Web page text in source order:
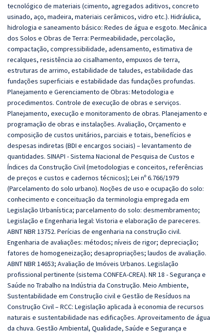
tecnológico de materiais (cimento, agregados aditivos, concreto
usinado, aço, madeira, materiais cerâmicos, vidro etc.). Hidráulica,
hidrologia e saneamento básico: Redes de água e esgoto. Mecânica
dos Solos e Obras de Terra: Permeabilidade, percolação,
compactação, compressibilidade, adensamento, estimativa de
recalques, resistência ao cisalhamento, empuxos de terra,
estruturas de arrimo, estabilidade de taludes, estabilidade das
fundações superficiais e estabilidade das fundações profundas.
Planejamento e Gerenciamento de Obras: Metodologia e
procedimentos. Controle de execução de obras e serviços.
Planejamento, execução e monitoramento de obras. Planejamento e
programação de obras e instalações. Avaliação, Orçamento e
composição de custos unitários, parciais e totais, benefícios e
despesas indiretas (BDI e encargos sociais) – levantamento de
quantidades. SINAPI - Sistema Nacional de Pesquisa de Custos e
Índices da Construção Civil (metodologias e conceitos, referências
de preços e custos e cadernos técnicos); Lei nº 6.766/1979
(Parcelamento do solo urbano). Noções de uso e ocupação do solo:
conhecimento e conceituação da terminologia empregada em
Legislação Urbanística; parcelamento do solo: desmembramento;
Legislação e Engenharia legal: Vistoria e elaboração de pareceres.
ABNT NBR 13752. Perícias de engenharia na construção civil.
Engenharia de avaliações: métodos; níveis de rigor; depreciação;
fatores de homogeneização; desapropriações; laudos de avaliação.
ABNT NBR 14653; Avaliação de Imóveis Urbanos. Legislação
profissional pertinente (sistema CONFEA-CREA). NR 18 - Segurança e
Saúde no Trabalho na Indústria da Construção. Meio Ambiente,
Sustentabilidade em Construção civil e Gestão de Resíduos na
Construção Civil – RCC: Legislação aplicada à economia de recursos
naturais e sustentabilidade nas edificações. Aproveitamento de água
da chuva. Gestão Ambiental, Qualidade, Saúde e Segurança e